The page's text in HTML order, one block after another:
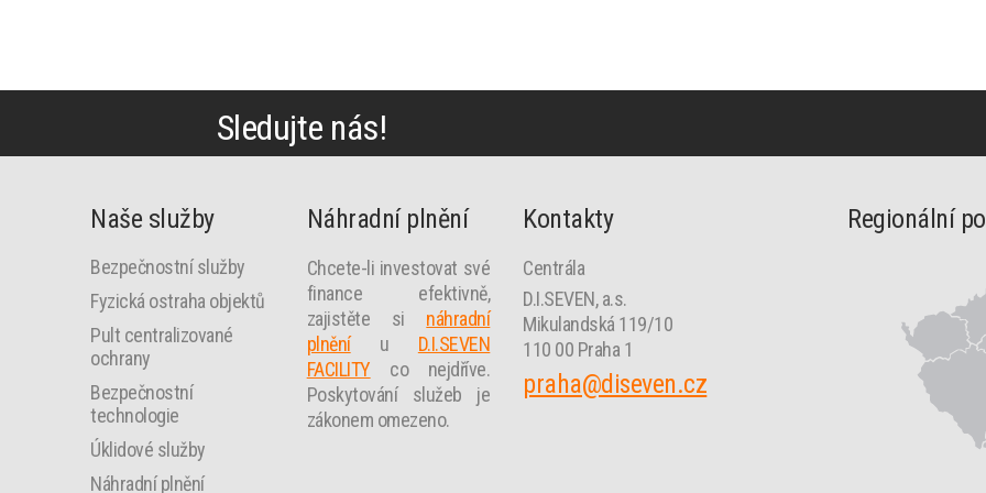
Sledujte nás!
Naše služby
Bezpečnostní služby
Fyzická ostraha objektů
Pult centralizované
ochrany
Bezpečnostní
technologie
Úklidové služby
Náhradní plnění
Náhradní plnění
Chcete-li investovat své
finance efektivně,
zajistěte si náhradní
plněníu D.I.SEVEN
FACILITY co nejdříve.
Poskytování služeb je
zákonem omezeno.
Kontakty
Centrála
D.I.SEVEN, a.s.
Mikulandská 119/10
110 00 Praha 1
praha@diseven.cz
Regionální